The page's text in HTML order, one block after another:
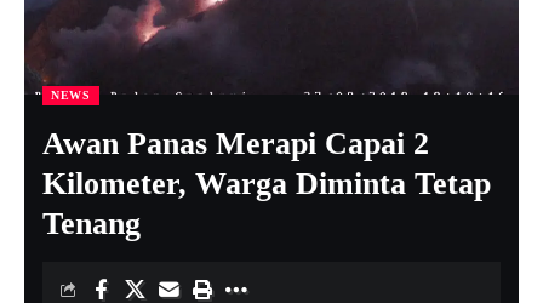
NEWS
Awan Panas Merapi Capai 2
Kilometer, Warga Diminta Tetap
Tenang